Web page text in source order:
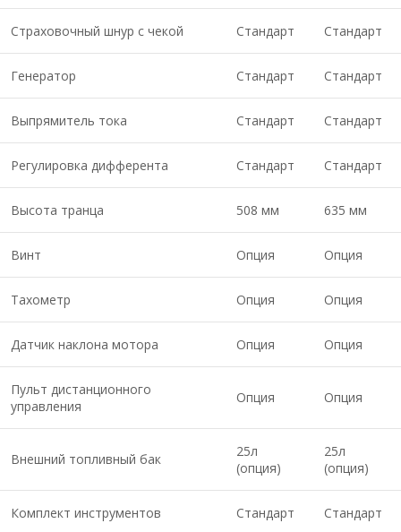
Страховочный шнур с чекой Стандарт Стандарт
Генератор Стандарт Стандарт
Выпрямитель тока Стандарт Стандарт
Регулировка дифферента Стандарт Стандарт
Высота транца 508 мм 635 мм
Винт Опция Опция
Тахометр Опция Опция
Датчик наклона мотора Опция Опция
Пульт дистанционного
управления
Опция Опция
Внешний топливный бак
25л
(опция)
25л
(опция)
Комплект инструментов Стандарт Стандарт